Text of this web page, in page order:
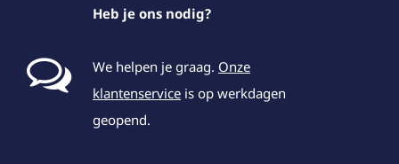
Heb je ons nodig?
We helpen je graag. Onze
klantenservice is op werkdagen
geopend.